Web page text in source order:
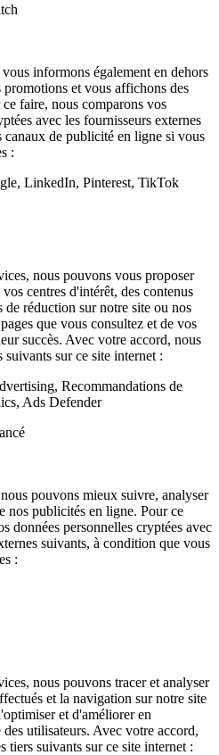
informons également en dehors
promotions et vous affichons des
faire, nous comparons vos
avec les fournisseurs externes
canaux de publicité en ligne si vous
:
LinkedIn, Pinterest, TikTok
nous pouvons vous proposer
centres d'intérêt, des contenus
de réduction sur notre site ou nos
que vous consultez et de vos
succès. Avec votre accord, nous
sur ce site internet :
Recommandations de
Ads Defender
pouvons mieux suivre, analyser
nos publicités en ligne. Pour ce
données personnelles cryptées avec
suivants, à condition que vous
:
nous pouvons tracer et analyser
et la navigation sur notre site
et d'améliorer en
utilisateurs. Avec votre accord,
tiers suivants sur ce site internet :